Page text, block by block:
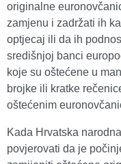
originalne
zamjenu i zadržati ih
optjecaj ili da ih
središnjoj banci
koje su oštećene u
brojke ili kratke
oštećenim
Kada Hrvatska
povjerovati da je